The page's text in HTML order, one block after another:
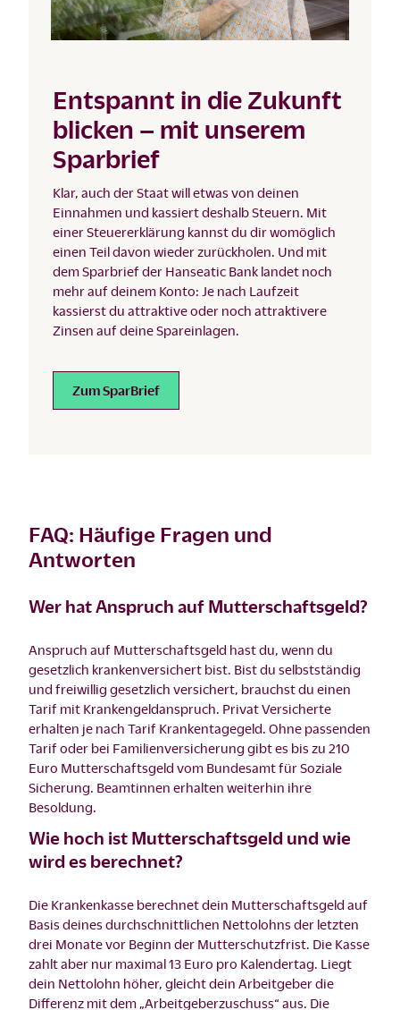
Entspannt in die Zukunft
blicken – mit unserem
Sparbrief
Klar, auch der Staat will etwas von deinen
Einnahmen und kassiert deshalb Steuern. Mit
einer Steuererklärung kannst du dir womöglich
einen Teil davon wieder zurückholen. Und mit
dem Sparbrief der Hanseatic Bank landet noch
mehr auf deinem Konto: Je nach Laufzeit
kassierst du attraktive oder noch attraktivere
Zinsen auf deine Spareinlagen.
Zum SparBrief
FAQ: Häufige Fragen und
Antworten
Wer hat Anspruch auf Mutterschaftsgeld?
Anspruch auf Mutterschaftsgeld hast du, wenn du
gesetzlich krankenversichert bist. Bist du selbstständig
und freiwillig gesetzlich versichert, brauchst du einen
Tarif mit Krankengeldanspruch. Privat Versicherte
erhalten je nach Tarif Krankentagegeld. Ohne passenden
Tarif oder bei Familienversicherung gibt es bis zu 210
Euro Mutterschaftsgeld vom Bundesamt für Soziale
Sicherung. Beamtinnen erhalten weiterhin ihre
Besoldung.
Wie hoch ist Mutterschaftsgeld und wie
wird es berechnet?
Die Krankenkasse berechnet dein Mutterschaftsgeld auf
Basis deines durchschnittlichen Nettolohns der letzten
drei Monate vor Beginn der Mutterschutzfrist. Die Kasse
zahlt aber nur maximal 13 Euro pro Kalendertag. Liegt
dein Nettolohn höher, gleicht dein Arbeitgeber die
Differenz mit dem „Arbeitgeberzuschuss“ aus. Die